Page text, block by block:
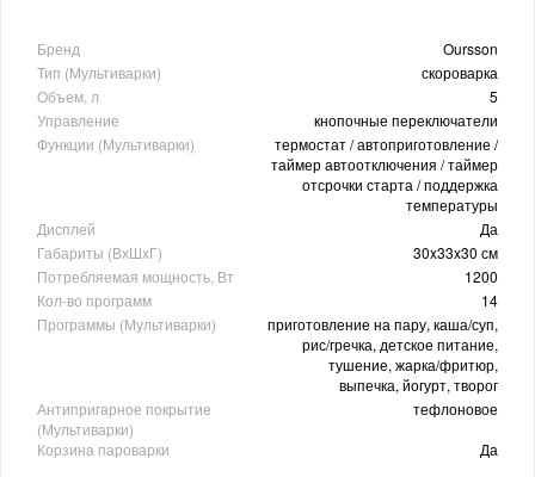
Бренд
Oursson
Тип (Мультиварки)
скороварка
Объем, л
5
Управление
кнопочные переключатели
Функции (Мультиварки)
термостат / автоприготовление /
таймер автоотключения / таймер
отсрочки старта / поддержка
температуры
Дисплей
Да
Габариты (ВхШхГ)
30x33x30 см
Потребляемая мощность, Вт
1200
Кол-во программ
14
Программы (Мультиварки)
приготовление на пару, каша/суп,
рис/гречка, детское питание,
тушение, жарка/фритюр,
выпечка, йогурт, творог
Антипригарное покрытие
(Мультиварки)
тефлоновое
Корзина пароварки
Да